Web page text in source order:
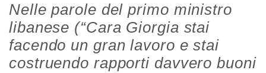
Nelle parole del primo ministro
libanese (“Cara Giorgia stai
facendo un gran lavoro e stai
costruendo rapporti davvero buoni